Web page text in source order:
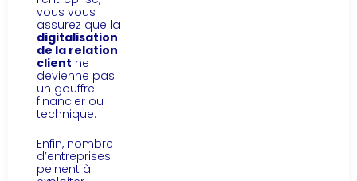
vous vous
assurez que la
digitalisation
de la relation
client ne
devienne pas
un gouffre
financier ou
technique.
Enfin, nombre
d’entreprises
peinent à